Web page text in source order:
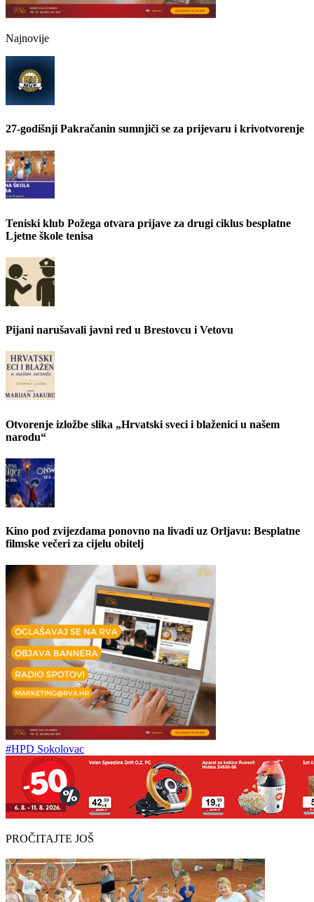
Najnovije
27-godišnji Pakračanin sumnjiči se za prijevaru i krivotvorenje
Teniski klub Požega otvara prijave za drugi ciklus besplatne
Ljetne škole tenisa
Pijani narušavali javni red u Brestovcu i Vetovu
Otvorenje izložbe slika „Hrvatski sveci i blaženici u našem
narodu“
Kino pod zvijezdama ponovno na livadi uz Orljavu: Besplatne
filmske večeri za cijelu obitelj
#HPD Sokolovac
PROČITAJTE JOŠ